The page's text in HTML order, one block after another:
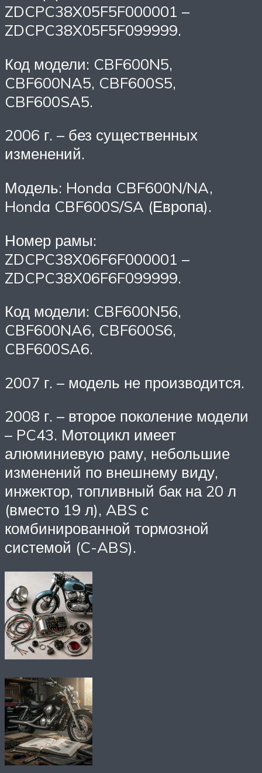
ZDCPC38X05F5F000001 –
ZDCPC38X05F5F099999.
Код модели: CBF600N5,
CBF600NA5, CBF600S5,
CBF600SA5.
2006 г. – без существенных
изменений.
Модель: Honda CBF600N/NA,
Honda CBF600S/SA (Европа).
Номер рамы:
ZDCPC38X06F6F000001 –
ZDCPC38X06F6F099999.
Код модели: CBF600N56,
CBF600NA6, CBF600S6,
CBF600SA6.
2007 г. – модель не производится.
2008 г. – второе поколение модели
– PC43. Мотоцикл имеет
алюминиевую раму, небольшие
изменений по внешнему виду,
инжектор, топливный бак на 20 л
(вместо 19 л), ABS с
комбинированной тормозной
системой (C-ABS).